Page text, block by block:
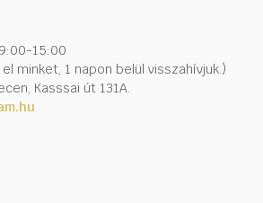
15:00
minket, 1 napon belül visszahívjuk.)
Kasssai út 131A.